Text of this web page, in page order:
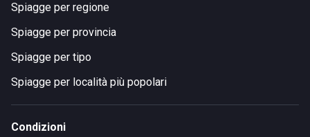
Spiagge per regione
Spiagge per provincia
Spiagge per tipo
Spiagge per località più popolari
Condizioni